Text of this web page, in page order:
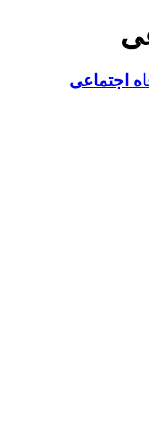
اجتماعی